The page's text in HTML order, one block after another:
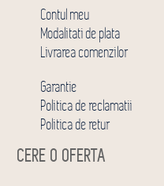
Contul meu
Modalitati de plata
Livrarea comenzilor
Garantie
Politica de reclamatii
Politica de retur
CERE O OFERTA